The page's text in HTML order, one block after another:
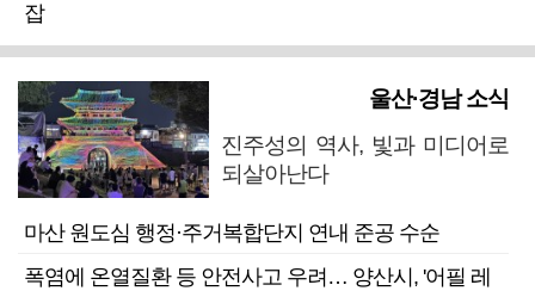
잡
울산·경남 소식
진주성의 역사, 빛과 미디어로
되살아난다
마산 원도심 행정·주거복합단지 연내 준공 수순
폭염에 온열질환 등 안전사고 우려… 양산시, '어필 레